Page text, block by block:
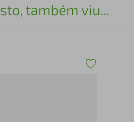
também viu...